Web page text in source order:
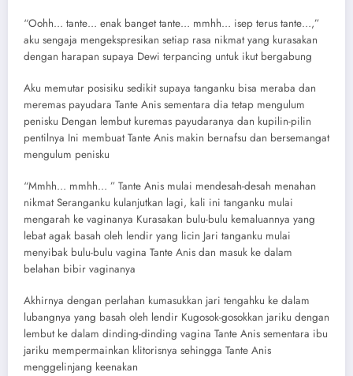
“Oohh… tante… enak banget tante… mmhh… isep terus tante…,”
aku sengaja mengekspresikan setiap rasa nikmat yang kurasakan
dengan harapan supaya Dewi terpancing untuk ikut bergabung
Aku memutar posisiku sedikit supaya tanganku bisa meraba dan
meremas payudara Tante Anis sementara dia tetap mengulum
penisku Dengan lembut kuremas payudaranya dan kupilin-pilin
pentilnya Ini membuat Tante Anis makin bernafsu dan bersemangat
mengulum penisku
“Mmhh… mmhh… ” Tante Anis mulai mendesah-desah menahan
nikmat Seranganku kulanjutkan lagi, kali ini tanganku mulai
mengarah ke vaginanya Kurasakan bulu-bulu kemaluannya yang
lebat agak basah oleh lendir yang licin Jari tanganku mulai
menyibak bulu-bulu vagina Tante Anis dan masuk ke dalam
belahan bibir vaginanya
Akhirnya dengan perlahan kumasukkan jari tengahku ke dalam
lubangnya yang basah oleh lendir Kugosok-gosokkan jariku dengan
lembut ke dalam dinding-dinding vagina Tante Anis sementara ibu
jariku mempermainkan klitorisnya sehingga Tante Anis
menggelinjang keenakan